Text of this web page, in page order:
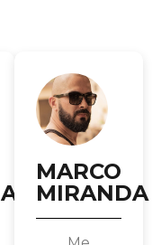
MARCO
MIRANDA